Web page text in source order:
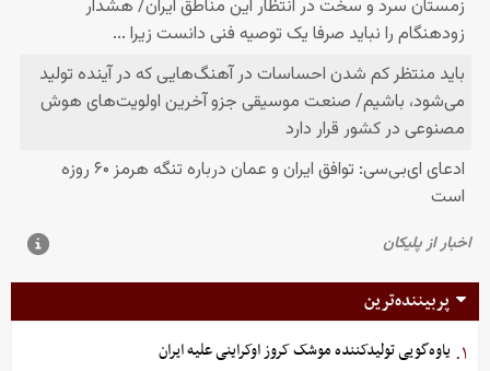
پربیننده‌ترین
۱. یاوه‌گویی تولیدکننده موشک کروز اوکراینی علیه ایران